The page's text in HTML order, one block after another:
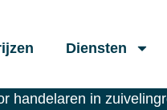
Diensten
handelaren in